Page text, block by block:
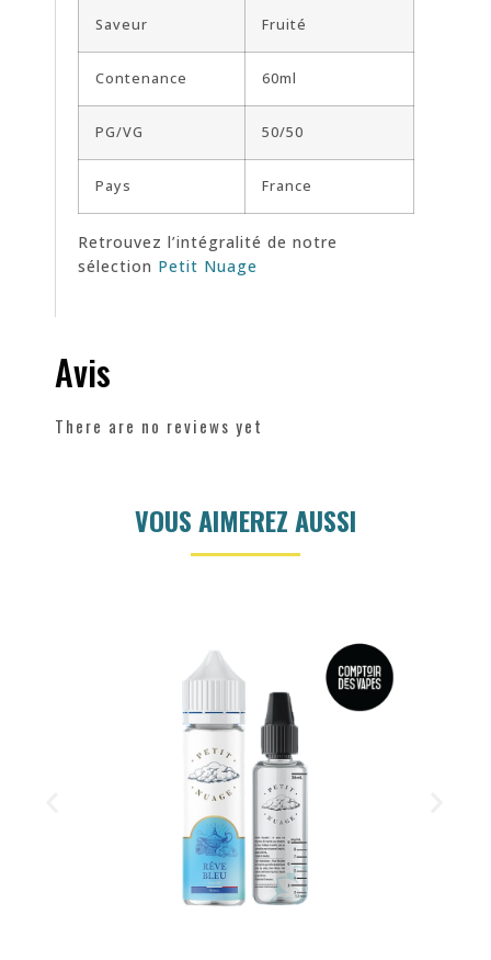
Saveur Fruité
Contenance 60ml
PG/VG 50/50
Pays France
Retrouvez l’intégralité de notre
sélection Petit Nuage
Avis
There are no reviews yet
VOUS AIMEREZ AUSSI